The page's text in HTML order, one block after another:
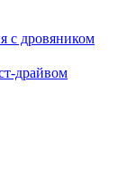
с дровяником
драйвом